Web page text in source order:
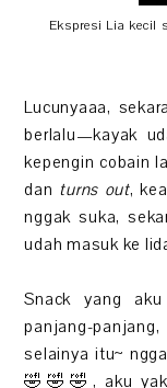
Ekspresi Lia kecil
Lucunyaaa,
berlalu—kayak
kepengin cobain
dan turns out,
nggak suka,
udah masuk ke
Snack yang
panjang-
selainya itu~
🤣🤣🤣, aku